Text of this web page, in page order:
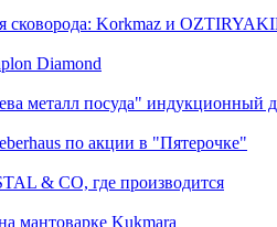
сковорода: Korkmaz и
Diamond
металл посуда" индукционный
по акции в "Пятерочке"
& CO, где производится
мантоварке Kukmara